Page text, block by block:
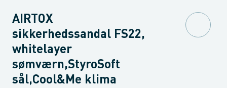
AIRTOX
sikkerhedssandal FS22,
whitelayer
sømværn,StyroSoft
sål,Cool&Me klima